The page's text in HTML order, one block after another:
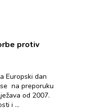
protiv
Europski dan
na preporuku
od 2007.
i ...